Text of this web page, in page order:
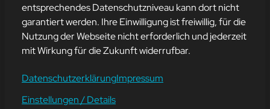
Navigation
Webseitenerstellung
Webseite mieten
Webseiten Betreuung
Über Uns
Kontakt
Leistungen
entsprechendes Datenschutzniveau kann dort nicht
garantiert werden. Ihre Einwilligung ist freiwillig, für die
Nutzung der Webseite nicht erforderlich und jederzeit
mit Wirkung für die Zukunft widerrufbar.
DatenschutzerklärungImpressum
Einstellungen / Details